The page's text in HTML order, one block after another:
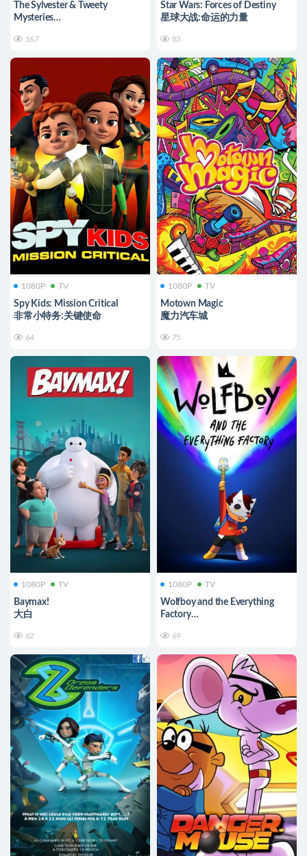
The Sylvester & Tweety
Mysteries
167
Star Wars: Forces of Destiny
星球大战:命运的力量
83
1080P TV
Spy Kids: Mission Critical
非常小特务:关键使命
64
1080P TV
Motown Magic
魔力汽车城
75
1080P TV
Baymax!
大白
62
1080P TV
Wolfboy and the Everything
Factory
69